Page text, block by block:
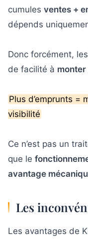
cumules ventes +
dépends
Donc forcément,
de facilité à monter
Plus d’emprunts =
visibilité
Ce n’est pas un
que le
avantage
Les
Les avantages de